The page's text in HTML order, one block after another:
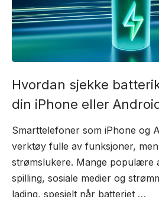
Hvordan sjekke
din iPhone eller
Smarttelefoner som iPhone og
verktøy fulle av funksjoner,
strømslukere. Mange populære
spilling, sosiale medier og
lading, spesielt når batteriet …